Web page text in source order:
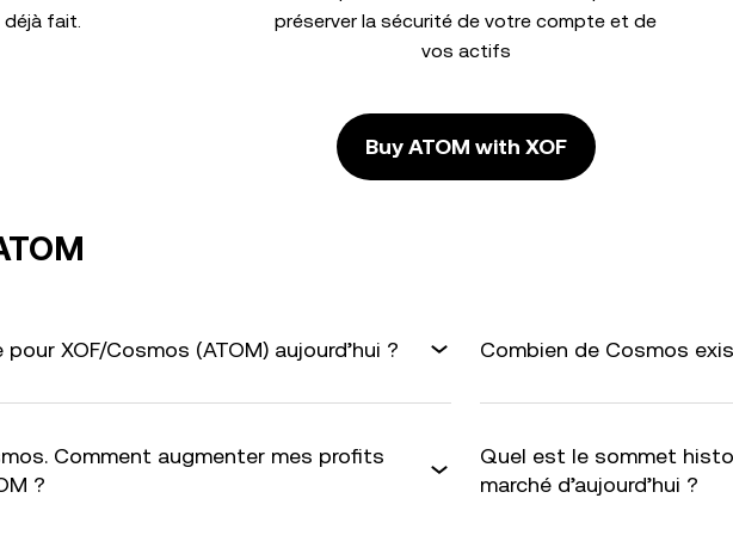
déjà fait.
préserver la sécurité de votre compte et de
vos actifs
Buy ATOM with XOF
XOF/Cosmos (ATOM) aujourd’hui ? Combien de Cosmos
Comment augmenter mes profits
?
Quel est le sommet
marché d’aujourd’hui ?